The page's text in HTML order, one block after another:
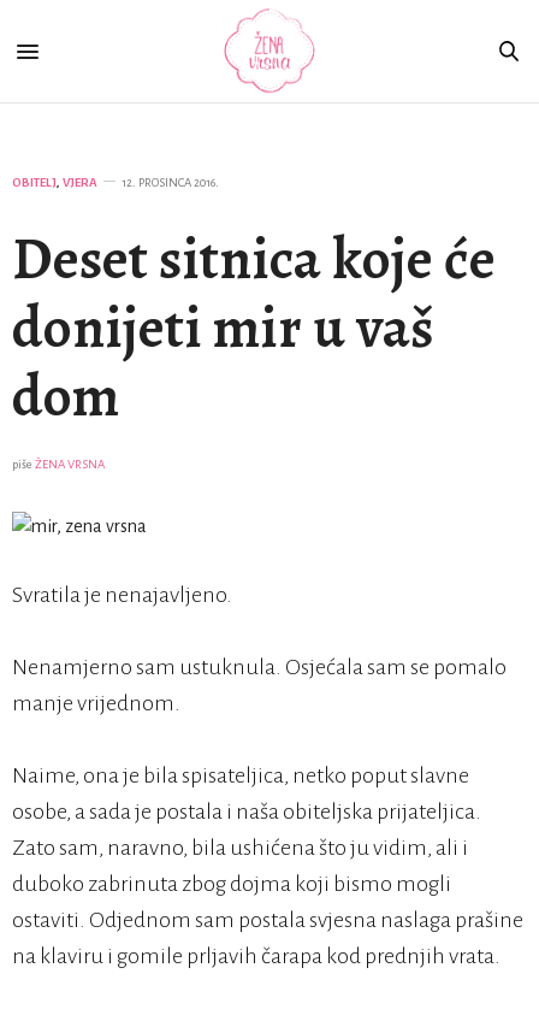
OBITELJ, VJERA 12. PROSINCA 2016.
Deset sitnica koje će
donijeti mir u vaš
dom
piše ŽENA VRSNA
Svratila je nenajavljeno.
Nenamjerno sam ustuknula. Osjećala sam se pomalo
manje vrijednom.
Naime, ona je bila spisateljica, netko poput slavne
osobe, a sada je postala i naša obiteljska prijateljica.
Zato sam, naravno, bila ushićena što ju vidim, ali i
duboko zabrinuta zbog dojma koji bismo mogli
ostaviti. Odjednom sam postala svjesna naslaga prašine
na klaviru i gomile prljavih čarapa kod prednjih vrata.